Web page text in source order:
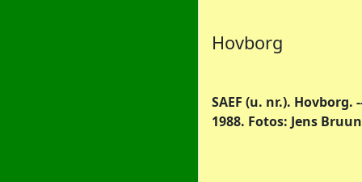
Hovborg
SAEF (u. nr.). Hovborg.
1988. Fotos: Jens